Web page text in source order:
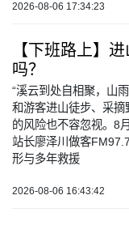
2026-08-06 17:34:23
【下班路上】
吗？
“溪云到处自相聚，山
和游客进山徒步、采
的风险也不容忽视。8
站长廖泽川做客
形与多年救援
2026-08-06 16:43:42